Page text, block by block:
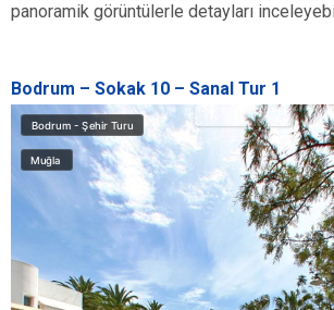
panoramik görüntülerle detayları
Bodrum – Sokak 10 – Sanal Tur 1